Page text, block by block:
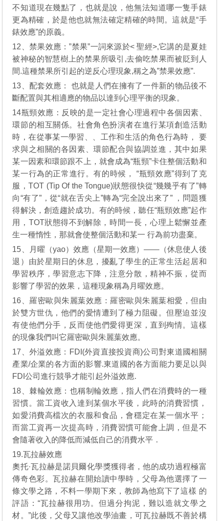
不知道現在幾點了，也就是說，他無法知道哪一隻手錶
更為精確，於是他也就無法確定精確的時間。這就是“手
錶效應”的原義。
12、禁果效應：”禁果”一詞來源於< 聖經>,它講的是夏娃
被神秘的智慧樹上的禁果所吸引,去偷吃禁果而被貶到人
間.這種禁果所引起的逆反心理現象,稱之為”禁果效應”.
13、配套效應： 也就是人們在擁有了一件新的物品後不
斷配置與其相適應的物品以達到心理平衡的現象。
14瓶頸效應：反映的是一定社會心理過程中各個因素、
環節的相互關係。社會角色扮演者在進行某項創造活動
時，在從事某一學習、、工作和生活的角色行為時， 要
求與之相關的各因素、環節配合與協調並進，其中如果
某一因素和環節跟不上，就會成為“瓶頸”卡住整個活動和
某一行為的正常進行。有的時候， “瓶頸效應”得到了克
服，TOT (Tip Of the Tongue)狀態很快從“幾幾乎有了”轉
向“有了”，從“就在舌尖上”轉為“完全說出來了” ，問題獲
得解決，創造趨於成功。有的時候，聽任“瓶頸效應”起作
用，TOT狀態得不到解除，時間一長，心理上鬆懈並產
生一種惰性，那就會使整個活動和某一 行為前功盡棄。
15、月曜（yao）效應（星期一效應）——（休息使人後
退）由於星期日的休息，擾亂了學生的正常生活起居和
學習秩序，學習意志下降，注意分散，精神不振，從而
影響了學習的效果，這種現象稱為月曜效應。
16、羅密歐與朱麗葉效應：羅密歐與朱麗葉相愛，但由
於雙方世仇，他們的愛情遭到了極力阻礙。但壓迫並沒
有使他們分手，反而使他們愛得更深，直到殉情。這樣
的現像我們叫它羅密歐與朱麗葉效應。
17、外溢效應：FDI(外資直接投資商)公司對東道國相關
產業/企業的各方面的影響.東道國的各方面能力要足以與
FDI公司進行競爭才能引起外溢效應.
18、棘輪效應：也稱制輪效應，指人們在消費時的一種
習慣。當工資收入達到某個水平後，此時的消費習慣，
如愛消費高檔次的衣服和食品，會穩定在某一個水平；
而當工資再一次提高時，消費習慣可能會上調，但是不
會隨著收入的降低而減低自己的消費水平．
19.瓦拉赫效應
奧托·瓦拉赫是諾貝爾化學獎獲得者，他的成功過程極富
傳奇色彩。瓦拉赫在開始讀中學時，父母為他選擇了一
條文學之路，不料一學期下來，教師為他寫下了這樣 的
評語：“瓦拉赫很用功。但過分拘泥，難以造就文學之
材。”此後，父母又讓他改學油畫，可瓦拉赫既不善於構